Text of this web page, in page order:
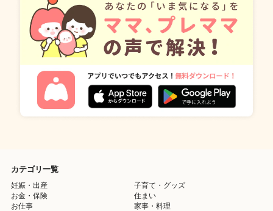
カテゴリ一覧
妊娠・出産
子育て・グッズ
お金・保険
住まい
お仕事
家事・料理